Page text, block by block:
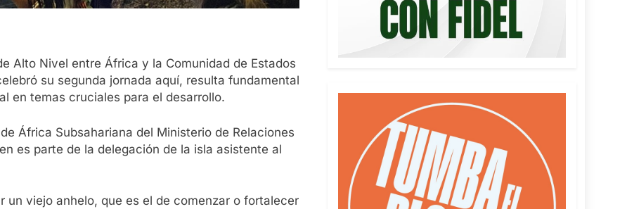
Alto Nivel entre África y la Comunidad de Estados
su segunda jornada aquí, resulta fundamental
en temas cruciales para el desarrollo.
África Subsahariana del Ministerio de Relaciones
es parte de la delegación de la isla asistente al
viejo anhelo, que es el de comenzar o fortalecer